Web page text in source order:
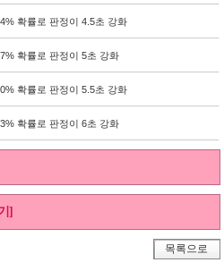
확률로 판정이 4.5초 강화
확률로 판정이 5초 강화
확률로 판정이 5.5초 강화
확률로 판정이 6초 강화
]
목록으로